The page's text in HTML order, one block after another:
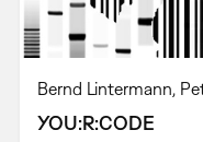
Bernd Lintermann,
YOU:R:CODE